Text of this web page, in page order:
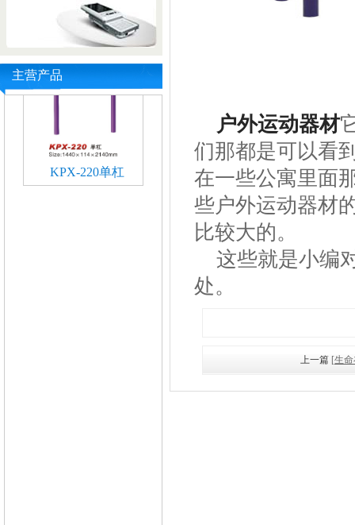
主营产品
KPX-220单杠
户外运动器材
们那都是可以看
在一些公寓里面
些户外运动器材
比较大的。
这些就是小编
处。
上一篇 [生